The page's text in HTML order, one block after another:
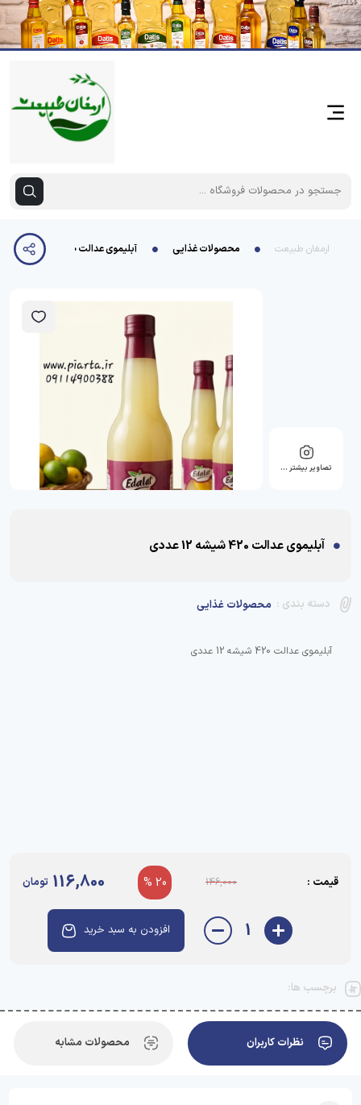
ارمغان طبیعت محصولات غذایی آبلیموی عدالت 420 شیشه 12 عددی
تصاویر بیشتر …
آبلیموی عدالت 420 شیشه 12 عددی
دسته بندی : محصولات غذایی
قیمت : 146,000
20 %
116,800 تومان
1 افزودن به سبد خرید
برچسب ها:
نظرات کاربران محصولات مشابه